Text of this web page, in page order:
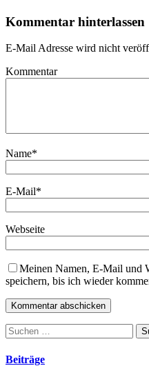
Kommentar hinterlassen
E-Mail Adresse wird nicht
Kommentar
Name*
E-Mail*
Webseite
Meinen Namen, E-Mail und
speichern, bis ich wieder
Suchen
nach:
Beiträge